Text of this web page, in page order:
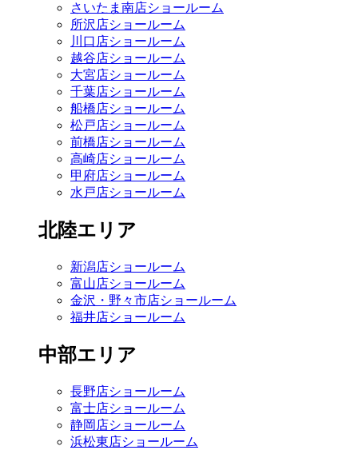
さいたま南店ショールーム
所沢店ショールーム
川口店ショールーム
越谷店ショールーム
大宮店ショールーム
千葉店ショールーム
船橋店ショールーム
松戸店ショールーム
前橋店ショールーム
高崎店ショールーム
甲府店ショールーム
水戸店ショールーム
北陸エリア
新潟店ショールーム
富山店ショールーム
金沢・野々市店ショールーム
福井店ショールーム
中部エリア
長野店ショールーム
富士店ショールーム
静岡店ショールーム
浜松東店ショールーム